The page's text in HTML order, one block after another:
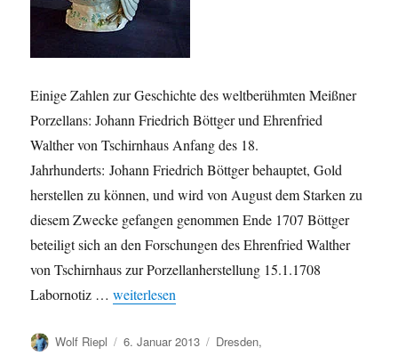
Einige Zahlen zur Geschichte des weltberühmten Meißner
Porzellans: Johann Friedrich Böttger und Ehrenfried
Walther von Tschirnhaus Anfang des 18.
Jahrhunderts: Johann Friedrich Böttger behauptet, Gold
herstellen zu können, und wird von August dem Starken zu
diesem Zwecke gefangen genommen Ende 1707 Böttger
beteiligt sich an den Forschungen des Ehrenfried Walther
von Tschirnhaus zur Porzellanherstellung 15.1.1708
Labornotiz …„Meißner Porzellan: Eine kleine Geschichte in
weiterlesen
Autor
Wolf Riepl
Veröffentlicht
6. Januar 2013 Kategorien
Dresden,